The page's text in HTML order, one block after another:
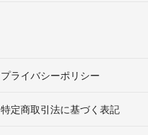
プライバシーポリシー
特定商取引法に基づく表記